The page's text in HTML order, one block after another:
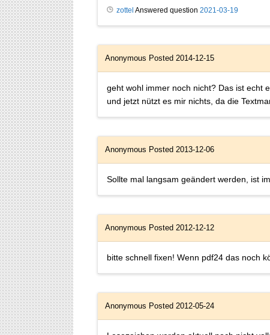
zottel Answered question 2021-03-19
Anonymous Posted 2014-12-15
geht wohl immer noch nicht? Das ist echt
und jetzt nützt es mir nichts, da die
Anonymous Posted 2013-12-06
Sollte mal langsam geändert werden, ist
Anonymous Posted 2012-12-12
bitte schnell fixen! Wenn pdf24 das noch
Anonymous Posted 2012-05-24